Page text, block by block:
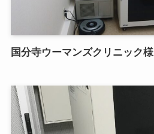
国分寺ウーマンズクリニック様